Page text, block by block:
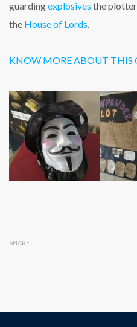
guardingexplosives the
the House of Lords.
KNOW MORE ABOUT THIS
SHARE